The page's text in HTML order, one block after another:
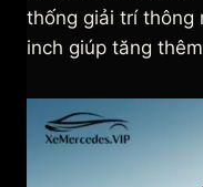
thống giải trí thông
inch giúp tăng